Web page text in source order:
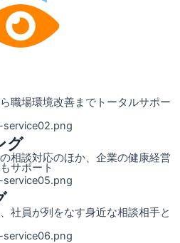
職場環境改善までトータルサポー
グ
相談対応のほか、企業の健康経営
サポート
社員が列をなす身近な相談相手と